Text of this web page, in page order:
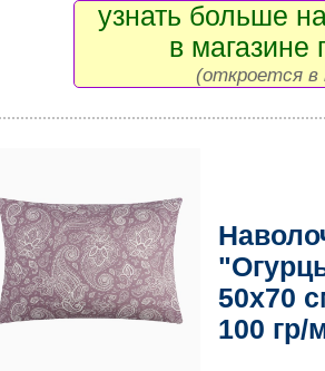
узнать больше
в магазине
(откроется в
50х70
100